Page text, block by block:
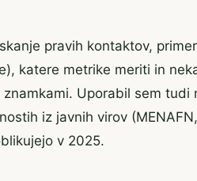
pravih kontaktov,
katere metrike meriti in
Uporabil sem tudi
iz javnih virov
v 2025.